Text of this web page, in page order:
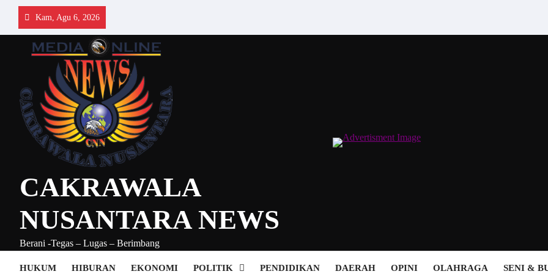
content
Kam, Agu 6, 2026
CAKRAWALA
NUSANTARA NEWS
Berani -Tegas – Lugas – Berimbang
HUKUM HIBURAN EKONOMI POLITIK PENDIDIKAN DAERAH OPINI OLAHRAGA SENI &